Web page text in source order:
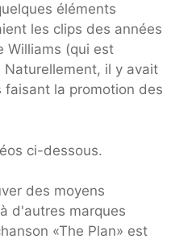
éléments
les clips des années
Williams (qui est
il y avait
faisant la promotion des
ci-dessous.
des moyens
d'autres marques
«The Plan» est